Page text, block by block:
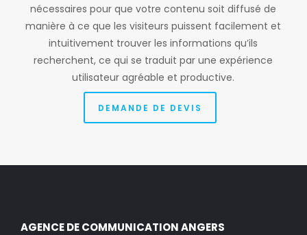
nécessaires pour que votre contenu soit diffusé de
manière à ce que les visiteurs puissent facilement et
intuitivement trouver les informations qu’ils
recherchent, ce qui se traduit par une expérience
utilisateur agréable et productive.
DEMANDE DE DEVIS
AGENCE DE COMMUNICATION ANGERS